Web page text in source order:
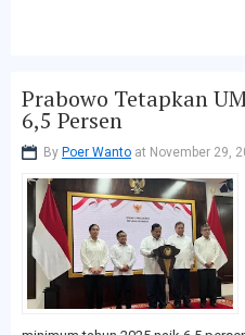
Prabowo Tetapkan
6,5 Persen
By Poer Wanto at November 29,